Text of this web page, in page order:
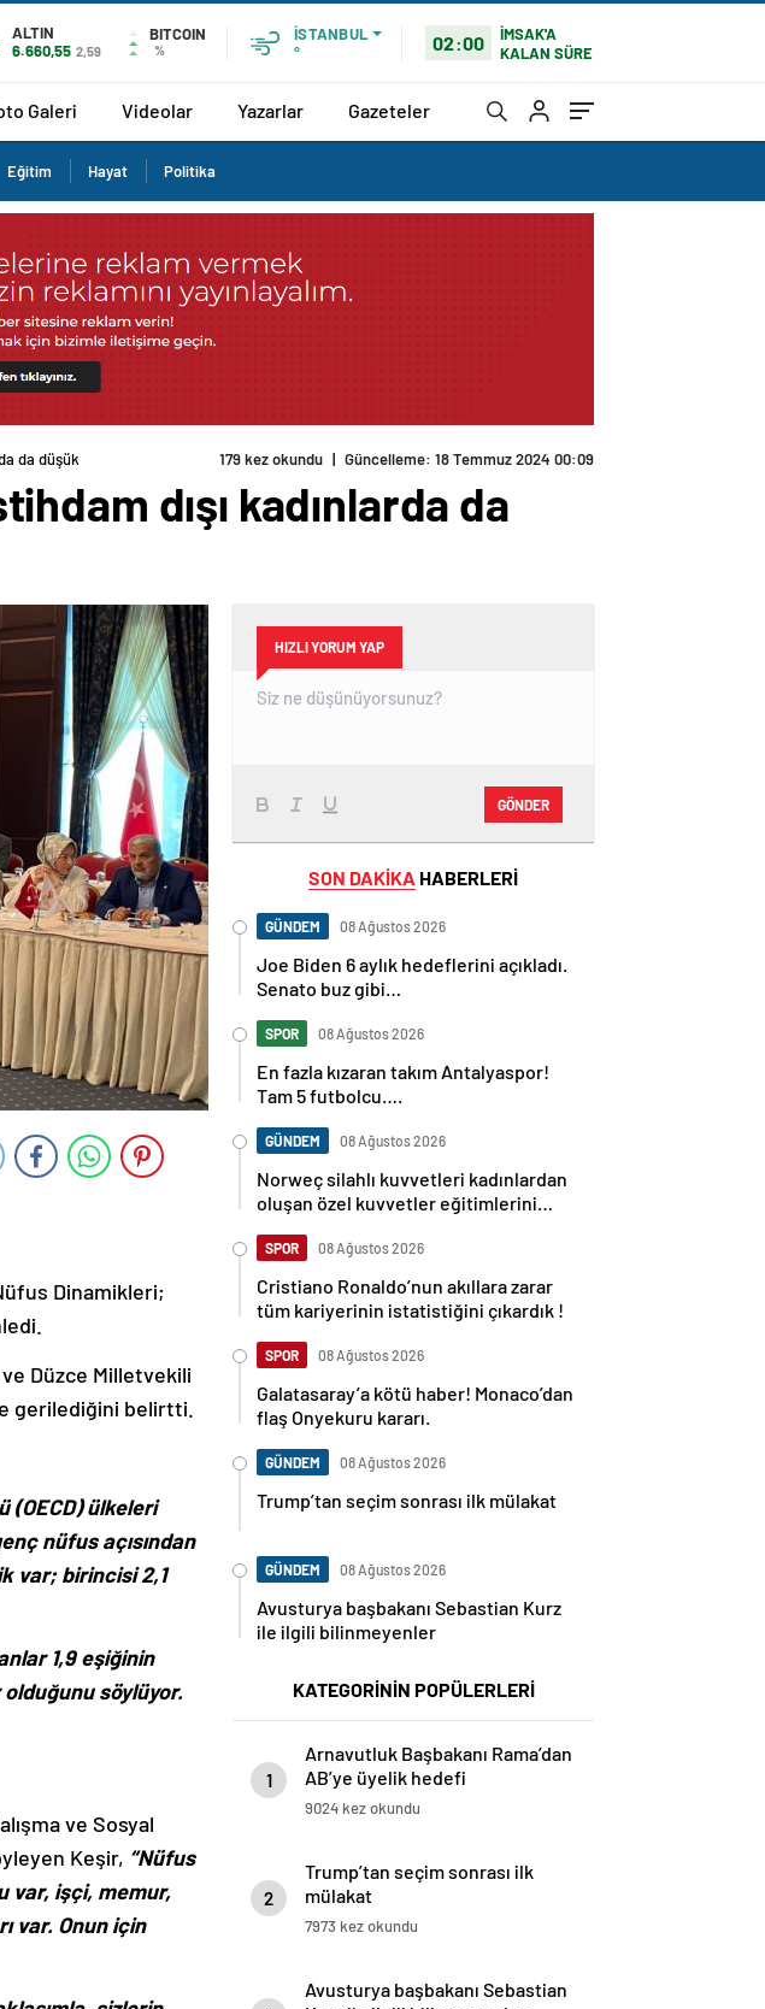
ALTIN
6.660,55 2,59
BITCOIN
%
İSTANBUL
°
02:00
İMSAK'A
KALAN SÜRE
Galeri Videolar Yazarlar Gazeteler
Eğitim Hayat Politika
da düşük 179 kez okundu | Güncelleme: 18 Temmuz 2024 00:09
dışı kadınlarda da
Dinamikleri;
ve Düzce Milletvekili
gerilediğini belirtti.
(OECD) ülkeleri
nüfus açısından
var; birincisi 2,1
1,9 eşiğinin
söylüyor.
ve Sosyal
Keşir, “Nüfus
var, işçi, memur,
var. Onun için
HIZLI YORUM YAP
GÖNDER
SON DAKİKA HABERLERİ
GÜNDEM 08 Ağustos 2026
Joe Biden 6 aylık hedeflerini açıkladı.
Senato buz gibi…
SPOR 08 Ağustos 2026
En fazla kızaran takım Antalyaspor!
Tam 5 futbolcu….
GÜNDEM 08 Ağustos 2026
Norweç silahlı kuvvetleri kadınlardan
oluşan özel kuvvetler eğitimlerini
SPOR 08 Ağustos 2026
Cristiano Ronaldo’nun akıllara zarar
tüm kariyerinin istatistiğini çıkardık !
SPOR 08 Ağustos 2026
Galatasaray’a kötü haber! Monaco’dan
flaş Onyekuru kararı.
GÜNDEM 08 Ağustos 2026
Trump’tan seçim sonrası ilk mülakat
GÜNDEM 08 Ağustos 2026
Avusturya başbakanı Sebastian Kurz
ile ilgili bilinmeyenler
KATEGORİNİN POPÜLERLERİ
1
Arnavutluk Başbakanı Rama’dan
AB’ye üyelik hedefi
9024 kez okundu
2
Trump’tan seçim sonrası ilk
mülakat
7973 kez okundu
Avusturya başbakanı Sebastian